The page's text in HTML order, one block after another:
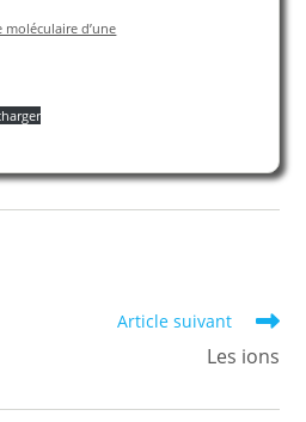
d’une
Article suivant
Les ions